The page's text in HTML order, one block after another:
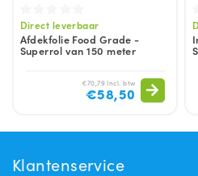
Direct leverbaar
Afdekfolie Food Grade -
Superrol van 150 meter
€70,79 Incl. btw
€58,50
Klantenservice